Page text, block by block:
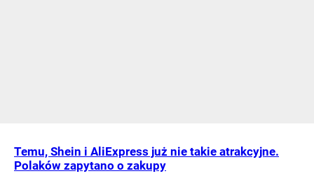
Temu, Shein i AliExpress już nie takie atrakcyjne.
Polaków zapytano o zakupy